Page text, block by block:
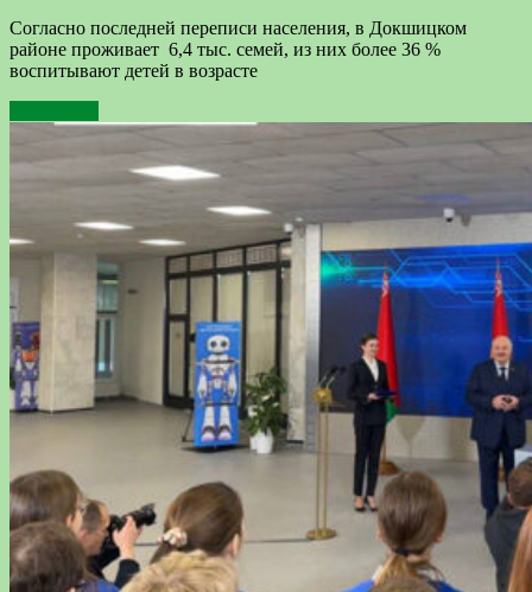
Согласно последней переписи населения, в Докшицком
районе проживает 6,4 тыс. семей, из них более 36 %
воспитывают детей в возрасте